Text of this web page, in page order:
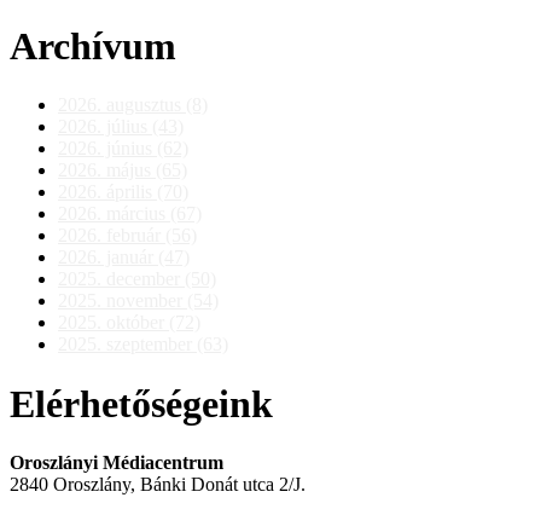
Archívum
Elérhetőségeink
Oroszlányi Médiacentrum
2840 Oroszlány, Bánki Donát utca 2/J.